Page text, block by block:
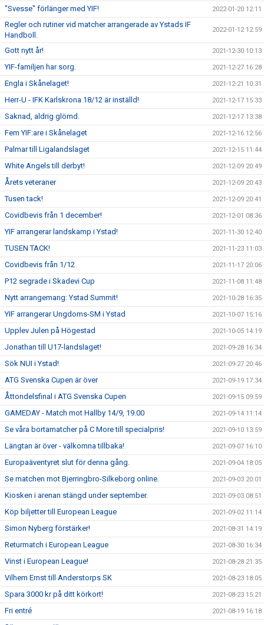
"Svesse" förlänger med YIF! 2022-01-20 12:11
Regler och rutiner vid matcher arrangerade av Ystads IF
Handboll.
2022-01-12 12:59
Gott nytt år! 2021-12-30 10:13
YIF-familjen har sorg. 2021-12-27 16:28
Engla i Skånelaget! 2021-12-21 10:31
Herr-U - IFK Karlskrona 18/12 är inställd! 2021-12-17 15:33
Saknad, aldrig glömd. 2021-12-17 13:38
Fem YIF:are i Skånelaget 2021-12-16 12:56
Palmar till Ligalandslaget 2021-12-15 11:44
White Angels till derbyt! 2021-12-09 20:49
Årets veteraner 2021-12-09 20:43
Tusen tack! 2021-12-09 20:41
Covidbevis från 1 december! 2021-12-01 08:36
YIF arrangerar landskamp i Ystad! 2021-11-30 12:40
TUSEN TACK! 2021-11-23 11:03
Covidbevis från 1/12 2021-11-17 20:06
P12 segrade i Skadevi Cup 2021-11-08 11:48
Nytt arrangemang: Ystad Summit! 2021-10-28 16:35
YIF arrangerar Ungdoms-SM i Ystad 2021-10-07 15:16
Upplev Julen på Högestad 2021-10-05 14:19
Jonathan till U17-landslaget! 2021-09-28 16:34
Sök NUI i Ystad! 2021-09-27 20:46
ATG Svenska Cupen är över 2021-09-19 17:34
Åttondelsfinal i ATG Svenska Cupen 2021-09-15 09:59
GAMEDAY - Match mot Hallby 14/9, 19.00 2021-09-14 11:14
Se våra bortamatcher på C More till specialpris! 2021-09-10 13:59
Längtan är över - välkomna tillbaka! 2021-09-07 16:10
Europaäventyret slut för denna gång. 2021-09-04 18:05
Se matchen mot Bjerringbro-Silkeborg online. 2021-09-03 20:01
Kiosken i arenan stängd under september. 2021-09-03 08:51
Köp biljetter till European League 2021-09-02 11:14
Simon Nyberg förstärker! 2021-08-31 14:19
Returmatch i European League 2021-08-30 16:34
Vinst i European League! 2021-08-28 21:35
Vilhem Ernst till Anderstorps SK 2021-08-23 18:05
Spara 3000 kr på ditt körkort! 2021-08-23 15:21
Fri entré 2021-08-19 16:18